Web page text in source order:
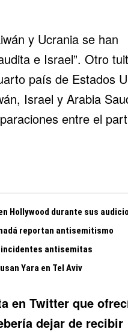
y Ucrania se han
e Israel”. Otro
país de Estados
Israel y Arabia
entre el
Hollywood durante sus
reportan antisemitismo
antisemitas
Yara en Tel Aviv
en Twitter que
dejar de recibir